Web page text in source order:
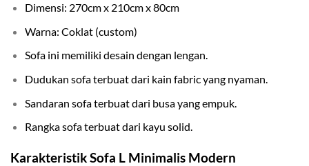
Dimensi: 270cm x 210cm x 80cm
Warna: Coklat (custom)
Sofa ini memiliki desain dengan lengan.
Dudukan sofa terbuat dari kain fabric yang nyaman.
Sandaran sofa terbuat dari busa yang empuk.
Rangka sofa terbuat dari kayu solid.
Karakteristik Sofa L Minimalis Modern